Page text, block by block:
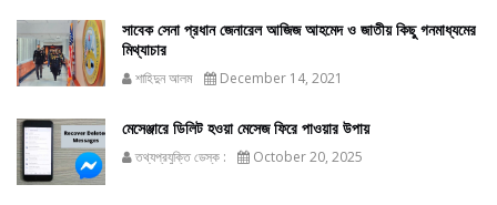
সাবেক সেনা প্রধান জেনারেল আজিজ আহমেদ ও জাতীয় কিছু গনমাধ্যমের
মিথ্যাচার
শাহিদুন আলম December 14, 2021
মেসেঞ্জারে ডিলিট হওয়া মেসেজ ফিরে পাওয়ার উপায়
তথ্যপ্রযুক্তি ডেস্ক : October 20, 2025